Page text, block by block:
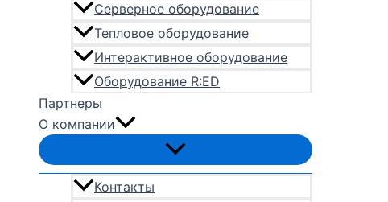
Серверное оборудование
Тепловое оборудование
Интерактивное оборудование
Оборудование R:ED
Партнеры
О компании
Контакты